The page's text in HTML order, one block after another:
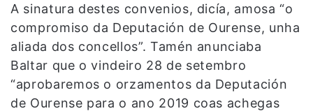
A sinatura destes convenios, dicía, amosa “o
compromiso da Deputación de Ourense, unha
aliada dos concellos”. Tamén anunciaba
Baltar que o vindeiro 28 de setembro
“aprobaremos o orzamentos da Deputación
de Ourense para o ano 2019 coas achegas